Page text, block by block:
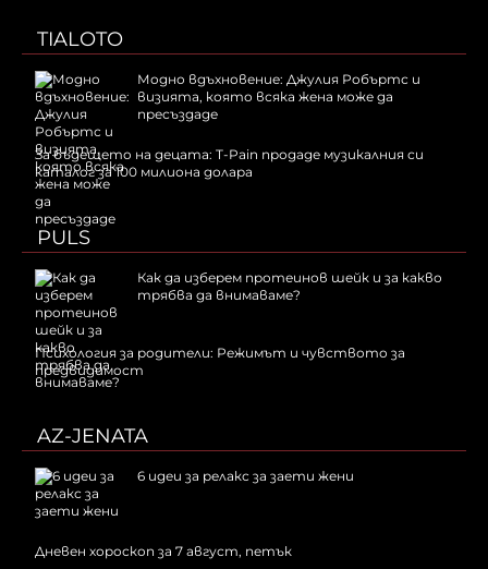
TIALOTO
Модно вдъхновение: Джулия Робъртс и
визията, която всяка жена може да
пресъздаде
За бъдещето на децата: T-Pain продаде музикалния си
каталог за 100 милиона долара
PULS
Как да изберем протеинов шейк и за какво
трябва да внимаваме?
Психология за родители: Режимът и чувството за
предвидимост
AZ-JENATA
6 идеи за релакс за заети жени
Дневен хороскоп за 7 август, петък